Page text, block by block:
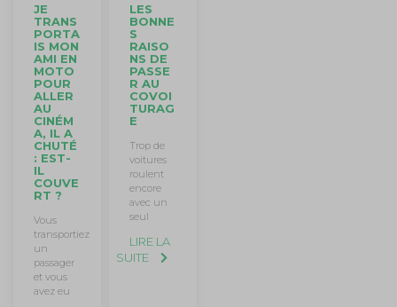
JE
TRANS
PORTA
IS MON
AMI EN
MOTO
POUR
ALLER
AU
CINÉM
A, IL A
CHUTÉ
: EST-
IL
COUVE
RT ?
Vous
transportiez
un
passager
et vous
avez eu
LES
BONNE
S
RAISO
NS DE
PASSE
R AU
COVOI
TURAG
E
Trop de
voitures
roulent
encore
avec un
seul
LIRE LA
SUITE